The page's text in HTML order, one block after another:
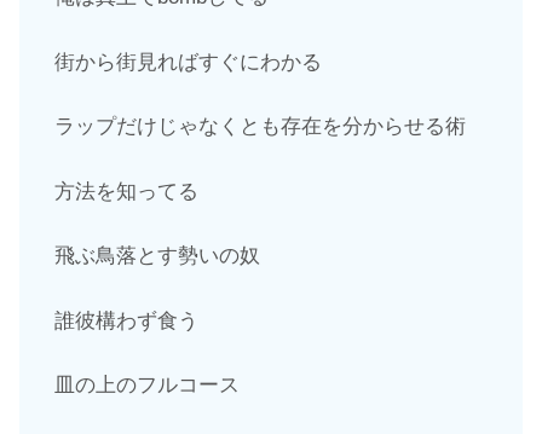
街から街見ればすぐにわかる
ラップだけじゃなくとも存在を分からせる術
方法を知ってる
飛ぶ鳥落とす勢いの奴
誰彼構わず食う
皿の上のフルコース